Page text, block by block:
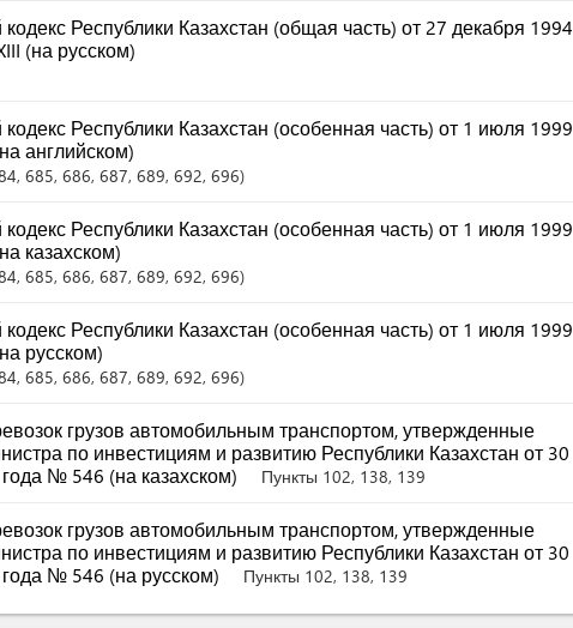
кодекс Республики Казахстан (общая часть) от 27 декабря 1994
(на русском)
кодекс Республики Казахстан (особенная часть) от 1 июля 1999
английском)
, 685, 686, 687, 689, 692, 696
кодекс Республики Казахстан (особенная часть) от 1 июля 1999
казахском)
, 685, 686, 687, 689, 692, 696
кодекс Республики Казахстан (особенная часть) от 1 июля 1999
русском)
, 685, 686, 687, 689, 692, 696
грузов автомобильным транспортом, утвержденные
по инвестициям и развитию Республики Казахстан от 30
года № 546 (на казахском)
Пункты 102, 138, 139
грузов автомобильным транспортом, утвержденные
по инвестициям и развитию Республики Казахстан от 30
года № 546 (на русском)
Пункты 102, 138, 139